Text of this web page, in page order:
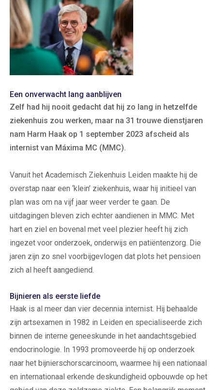
Een onverwacht lang aanblijven
Zelf had hij nooit gedacht dat hij zo lang in hetzelfde
ziekenhuis zou werken, maar na 31 trouwe dienstjaren
nam Harm Haak op 1 september 2023 afscheid als
internist van Máxima MC (MMC).
Vanuit het Academisch Ziekenhuis Leiden maakte hij de
overstap naar een ‘klein’ ziekenhuis, waar hij initieel van
plan was om na vijf jaar weer verder te gaan. De
uitdagingen bleven zich echter aandienen in MMC. Met
hart en ziel en bovenal met veel plezier heeft hij zich
ingezet voor onderzoek, onderwijs en patiëntenzorg. Die
jaren zijn zo snel voorbijgevlogen dat plots het pensioen
zich al heeft aangediend.
Bijnieren als eerste liefde
Haak is al meer dan vier decennia internist. Hij behaalde
zijn artsexamen in 1982 in Leiden en specialiseerde zich
binnen de interne geneeskunde in het aandachtsgebied
endocrinologie. In 1993 promoveerde hij op onderzoek
naar het bijnierschorscarcinoom, waarmee hij een nationaal
en internationaal erkende deskundigheid opbouwde op het